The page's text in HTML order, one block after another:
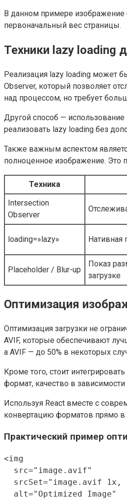
В данном примере изображение
первоначальный вес страницы.
Техники lazy loading
Реализация lazy loading может
Observer, который позволяет
над процессом, но требует
Другой способ —
реализовать lazy loading без
Также важным аспектом
полноценное изображение. Это
Техника
Intersection
Observer
loading=»lazy» Нативная
Placeholder / Blur-up
Показ
загрузке
Оптимизация
Оптимизация загрузки не
AVIF, которые обеспечивают
а AVIF — до 50% в некоторых
Кроме того, стоит
формат, качество в
Используя React вместе с
конвертацию форматов прямо в
Практический пример
<img
  src="image.avif"
srcSet="image.avif 1x,
  alt="Optimized Image"